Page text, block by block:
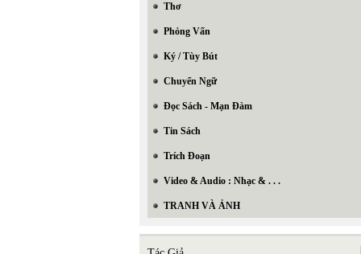
Thơ
Phỏng Vấn
Ký / Tùy Bút
Chuyển Ngữ
Đọc Sách - Mạn Đàm
Tin Sách
Trích Đoạn
Video & Audio : Nhạc & . . .
TRANH VÀ ẢNH